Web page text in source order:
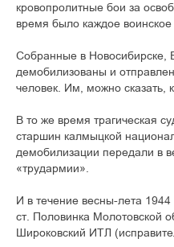
кровопролитные бои за
время было каждое
Собранные в Новосибирске,
демобилизованы и
человек. Им, можно сказать,
В то же время трагическая
старшин калмыцкой
демобилизации передали в
«трудармии».
И в течение весны-лета
ст. Половинка Молотовской
Широковский ИТЛ